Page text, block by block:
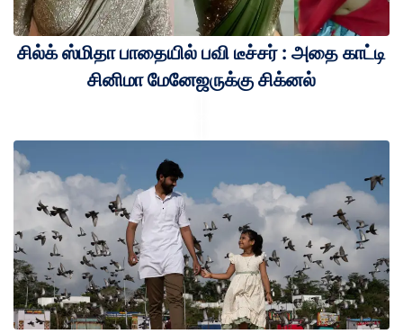
சில்க் ஸ்மிதா பாதையில் பவி டீச்சர் : அதை காட்டி
சினிமா மேனேஜருக்கு சிக்னல்